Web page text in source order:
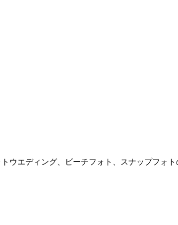
エディング、ビーチフォト、スナップフォ